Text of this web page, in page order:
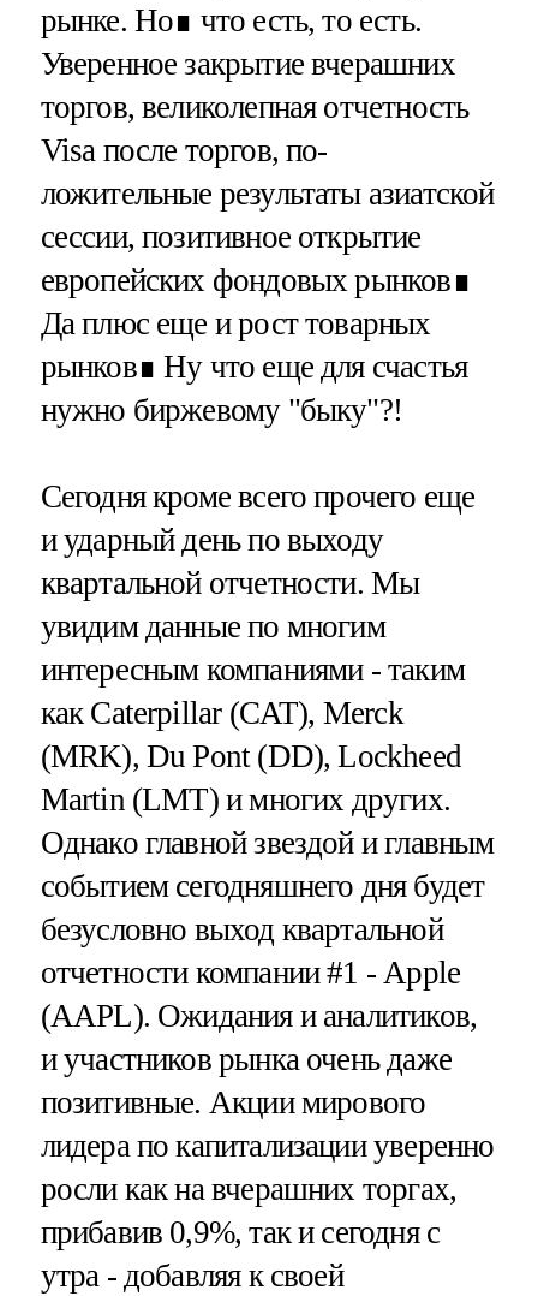
рынке. Но∎ что есть, то есть.
Уверенное закрытие вчерашних
торгов, великолепная отчетность
Visa после торгов, по-
ложительные результаты азиатской
сессии, позитивное открытие
европейских фондовых рынков∎
Да плюс еще и рост товарных
рынков∎ Ну что еще для счастья
нужно биржевому "быку"?!
Сегодня кроме всего прочего еще
и ударный день по выходу
квартальной отчетности. Мы
увидим данные по многим
интересным компаниями - таким
как Caterpillar (CAT), Merck
(MRK), Du Pont (DD), Lockheed
Martin (LMT) и многих других.
Однако главной звездой и главным
событием сегодняшнего дня будет
безусловно выход квартальной
отчетности компании #1 - Apple
(AAPL). Ожидания и аналитиков,
и участников рынка очень даже
позитивные. Акции мирового
лидера по капитализации уверенно
росли как на вчерашних торгах,
прибавив 0,9%, так и сегодня с
утра - добавляя к своей